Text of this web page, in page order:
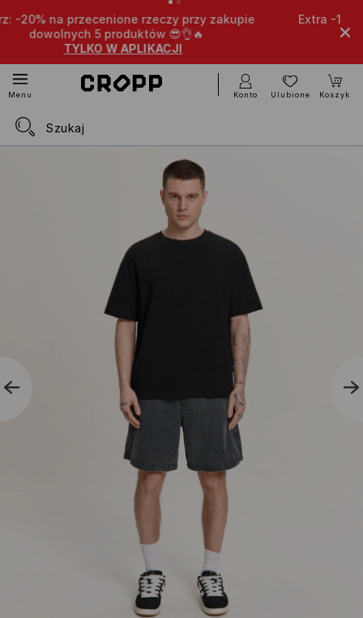
Extra -15% na przecenione produkty przy
dowolnych 4 itemów 🤩
zakupie
Menu Konto Ulubione Koszyk